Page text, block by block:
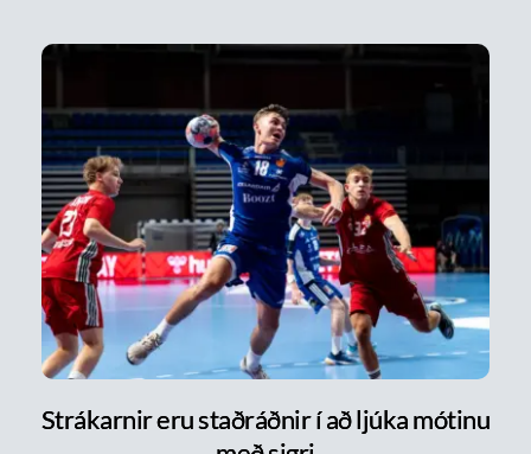
Strákarnir eru staðráðnir í að ljúka mótinu